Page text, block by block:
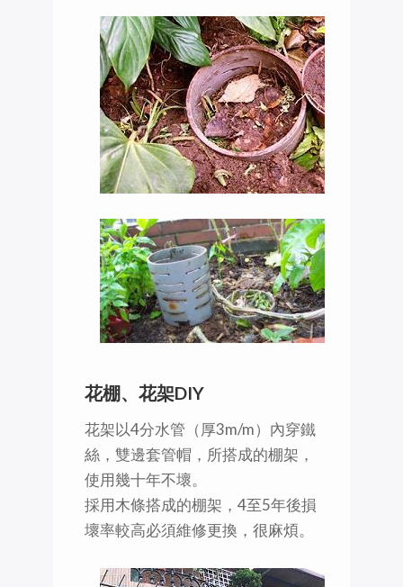
花棚、花架DIY
花架以4分水管（厚3m/m）內穿鐵
絲，雙邊套管帽，所搭成的棚架，
使用幾十年不壞。
採用木條搭成的棚架，4至5年後損
壞率較高必須維修更換，很麻煩。